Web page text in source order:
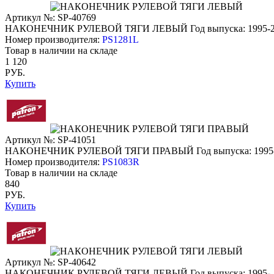
Артикул №: SP-40769
НАКОНЕЧНИК РУЛЕВОЙ ТЯГИ ЛЕВЫЙ Год выпуска: 1995-
Номер производителя: PS1281L
Товар в наличии на складе
1 120
РУБ.
Купить
Артикул №: SP-41051
НАКОНЕЧНИК РУЛЕВОЙ ТЯГИ ПРАВЫЙ Год выпуска:
Номер производителя: PS1083R
Товар в наличии на складе
840
РУБ.
Купить
Артикул №: SP-40642